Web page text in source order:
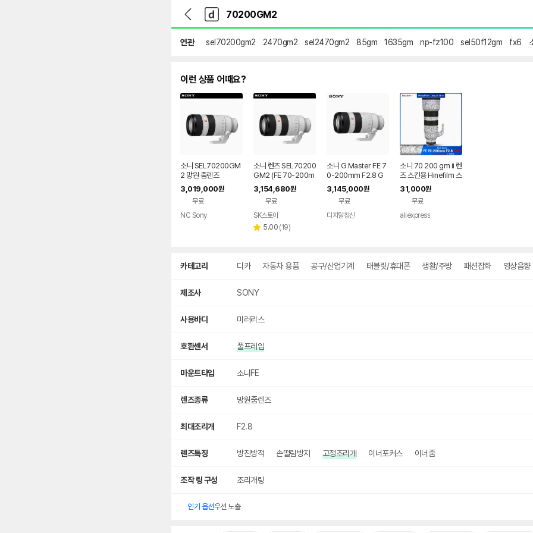
다
나
와
가
기
다
와
인
연관 sel70200gm2 2470gm2 sel2470gm2 85gm 1635gm np-fz100 sel50f12gm fx6
이런 상품 어때요?
소니 SEL70200GM
2 망원 줌렌즈
3,019,000원
무료
NC Sony
소니 렌즈 SEL70200
GM2 (FE 70-200m
m F2.8 GM OSS II)
알파 최경량 망원 줌렌
3,154,680원
무료
버페
SK스토아
별 5.00 리
(19)
소니 G Master FE 7
0-200mm F2.8 G
M OSS II 망원 줌 렌즈
[SEL70200GM2]
3,145,000원
무료
디지탈창신
소니 70 200 gm ii 렌
즈 스킨용 Hinefilm 스
킨 소니 FE 70-200
mm f2.8 GM2 스킨
sel70200gm2 렌즈
커버 70-200 gm2 L
31,000원
무료
aliexpress
카테고리 디카 자동차 용품 공구/산업기계 태블릿/휴대폰 생활/주방 패션잡화 영상음향
제조사 SONY
사용바디 미러리스
호환센서 풀프레임
마운트타입 소니FE
렌즈종류 망원줌렌즈
최대조리개 F2.8
렌즈특징 방진방적 손떨림방지 고정조리개 이너포커스 이너줌
조작 링 구성 조리개링
인기 옵션우선 노출